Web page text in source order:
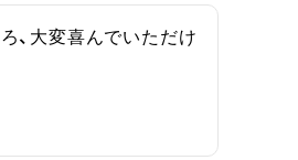
、大変喜んでいただけ